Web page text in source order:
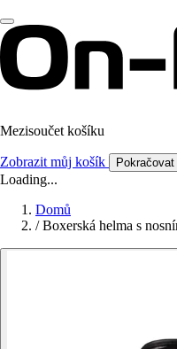
Mezisoučet košíku
Zobrazit můj košík
Loading...
Domů
/ Boxerská helma s